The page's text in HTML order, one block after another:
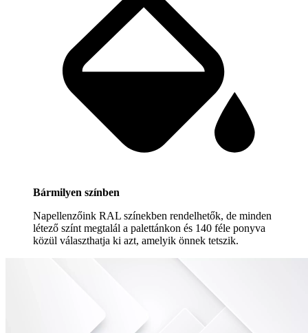
Bármilyen színben
Napellenzőink RAL színekben rendelhetők, de minden
létező színt megtalál a palettánkon és 140 féle ponyva
közül választhatja ki azt, amelyik önnek tetszik.